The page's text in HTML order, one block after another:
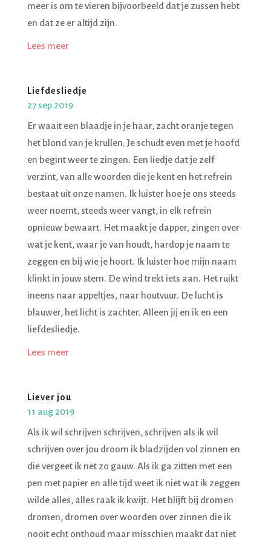
meer is om te vieren bijvoorbeeld dat je zussen hebt
en dat ze er altijd zijn.
Lees meer
Liefdesliedje
27 sep 2019
Er waait een blaadje in je haar, zacht oranje tegen
het blond van je krullen. Je schudt even met je hoofd
en begint weer te zingen. Een liedje dat je zelf
verzint, van alle woorden die je kent en het refrein
bestaat uit onze namen. Ik luister hoe je ons steeds
weer noemt, steeds weer vangt, in elk refrein
opnieuw bewaart. Het maakt je dapper, zingen over
wat je kent, waar je van houdt, hardop je naam te
zeggen en bij wie je hoort. Ik luister hoe mijn naam
klinkt in jouw stem. De wind trekt iets aan. Het ruikt
ineens naar appeltjes, naar houtvuur. De lucht is
blauwer, het licht is zachter. Alleen jij en ik en een
liefdesliedje.
Lees meer
Liever jou
11 aug 2019
Als ik wil schrijven schrijven, schrijven als ik wil
schrijven over jou droom ik bladzijden vol zinnen en
die vergeet ik net zo gauw. Als ik ga zitten met een
pen met papier en alle tijd weet ik niet wat ik zeggen
wilde alles, alles raak ik kwijt. Het blijft bij dromen
dromen, dromen over woorden over zinnen die ik
nooit echt onthoud maar misschien maakt dat niet